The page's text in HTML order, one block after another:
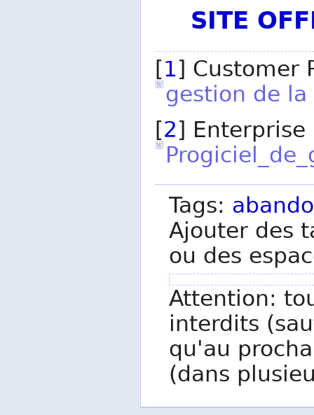
SITE
[1] Customer
gestion de
[2] Enterprise
Tags:
Ajouter des
ou des
Attention:
interdits
qu'au
(dans